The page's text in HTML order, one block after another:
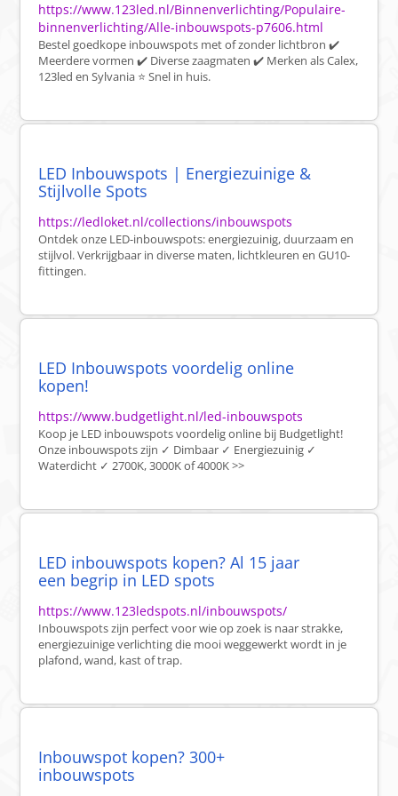
https://www.123led.nl/Binnenverlichting/Populaire-
binnenverlichting/Alle-inbouwspots-p7606.html
Bestel goedkope inbouwspots met of zonder lichtbron ✔️
Meerdere vormen ✔️ Diverse zaagmaten ✔️ Merken als Calex,
123led en Sylvania ⭐ Snel in huis.
LED Inbouwspots | Energiezuinige &
Stijlvolle Spots
https://ledloket.nl/collections/inbouwspots
Ontdek onze LED-inbouwspots: energiezuinig, duurzaam en
stijlvol. Verkrijgbaar in diverse maten, lichtkleuren en GU10-
fittingen.
LED Inbouwspots voordelig online
kopen!
https://www.budgetlight.nl/led-inbouwspots
Koop je LED inbouwspots voordelig online bij Budgetlight!
Onze inbouwspots zijn ✓ Dimbaar ✓ Energiezuinig ✓
Waterdicht ✓ 2700K, 3000K of 4000K >>
LED inbouwspots kopen? Al 15 jaar
een begrip in LED spots
https://www.123ledspots.nl/inbouwspots/
Inbouwspots zijn perfect voor wie op zoek is naar strakke,
energiezuinige verlichting die mooi weggewerkt wordt in je
plafond, wand, kast of trap.
Inbouwspot kopen? 300+
inbouwspots